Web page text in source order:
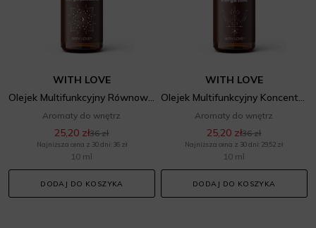
WITH LOVE
Olejek Multifunkcyjny Równowaga Energia Powietrza
Aromaty do wnętrz
25,20 zł36 zł
Najniższa cena z 30 dni: 36 zł
10 ml
DODAJ DO KOSZYKA
WITH LOVE
Olejek Multifunkcyjny Koncentracja Energia Ziemi
Aromaty do wnętrz
25,20 zł36 zł
Najniższa cena z 30 dni: 29,52 zł
10 ml
DODAJ DO KOSZYKA